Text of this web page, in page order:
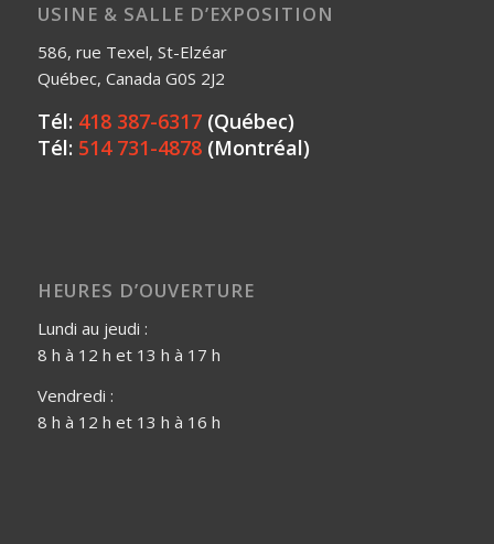
USINE & SALLE D’EXPOSITION
586, rue Texel, St-Elzéar
Québec, Canada G0S 2J2
Tél: 418 387-6317(Québec)
Tél: 514 731-4878(Montréal)
HEURES D’OUVERTURE
Lundi au jeudi :
8 h à 12 h et 13 h à 17 h
Vendredi :
8 h à 12 h et 13 h à 16 h